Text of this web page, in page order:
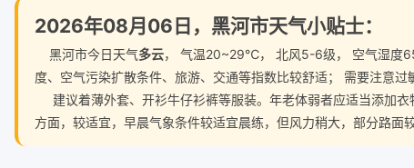
2026年08月06日，黑河市天气小贴士：
黑河市今日天气多云， 气温20~29℃， 北风5-6级， 空气湿度
度、空气污染扩散条件、旅游、交通等指数比较舒适； 需要注意过
建议着薄外套、开衫牛仔衫裤等服装。年老体弱者应适当添加衣
方面，较适宜，早晨气象条件较适宜晨练，但风力稍大，部分路